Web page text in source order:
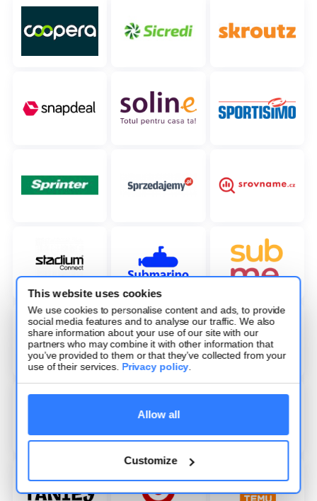
This website uses cookies
We use cookies to personalise content and ads, to provide
social media features and to analyse our traffic. We also
share information about your use of our site with our
partners who may combine it with other information that
you’ve provided to them or that they’ve collected from your
use of their services. Privacy policy.
Allow all
Customize